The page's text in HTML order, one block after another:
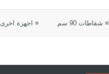
≡ شفاطات 90 سم ≡ اجهزة اخرى